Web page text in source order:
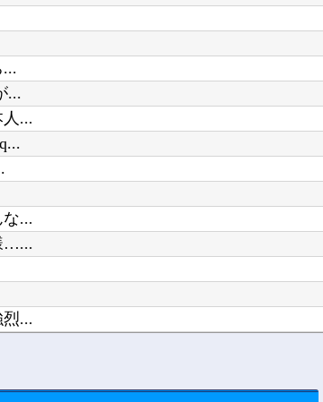
...
...
...
…...
...